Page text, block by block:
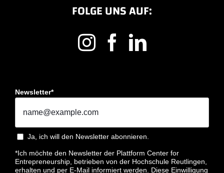
FOLGE UNS AUF:
Newsletter*
Ja, ich will den Newsletter abonnieren.
*Ich möchte den Newsletter der Plattform Center for
Entrepreneurship, betrieben von der Hochschule Reutlingen,
erhalten und per E-Mail informiert werden. Diese Einwilligung